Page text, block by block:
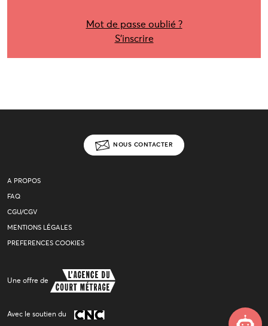
Mot de passe oublié ?
S’inscrire
NOUS CONTACTER
A PROPOS
FAQ
CGU/CGV
MENTIONS LÉGALES
PREFERENCES COOKIES
Une offre de
Avec le soutien du